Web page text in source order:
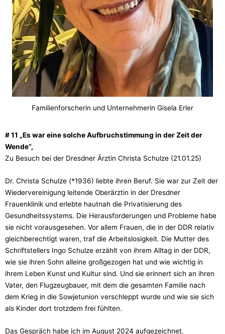
Familienforscherin und Unternehmerin Gisela Erler
# 11 „Es war eine solche Aufbruchstimmung in der Zeit der
Wende“,
Zu Besuch bei der Dresdner Ärztin Christa Schulze (21.01.25)
Dr. Christa Schulze (*1936) liebte ihren Beruf. Sie war zur Zeit der
Wiedervereinigung leitende Oberärztin in der Dresdner
Frauenklinik und erlebte hautnah die Privatisierung des
Gesundheitssystems. Die Herausforderungen und Probleme habe
sie nicht vorausgesehen. Vor allem Frauen, die in der DDR relativ
gleichberechtigt waren, traf die Arbeitslosigkeit. Die Mutter des
Schriftstellers Ingo Schulze erzählt von ihrem Alltag in der DDR,
wie sie ihren Sohn alleine großgezogen hat und wie wichtig in
ihrem Leben Kunst und Kultur sind. Und sie erinnert sich an ihren
Vater, den Flugzeugbauer, mit dem die gesamten Familie nach
dem Krieg in die Sowjetunion verschleppt wurde und wie sie sich
als Kinder dort trotzdem frei fühlten.
Das Gespräch habe ich im August 2024 aufgezeichnet.